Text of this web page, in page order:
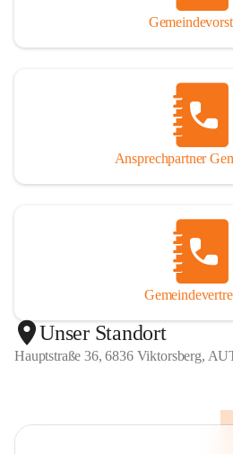
Ansprechpartner
Unser Standort
Hauptstraße 36, 6836 Viktorsberg,